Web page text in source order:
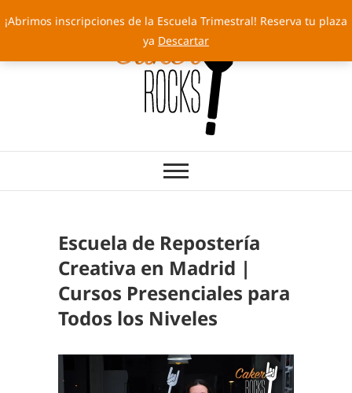
¡Abrimos inscripciones de la Escuela Trimestral! Reserva tu plaza
ya Descartar
al
Cakery Rocks
Escuela de Repostería
Creativa en Madrid |
Cursos Presenciales para
Todos los Niveles